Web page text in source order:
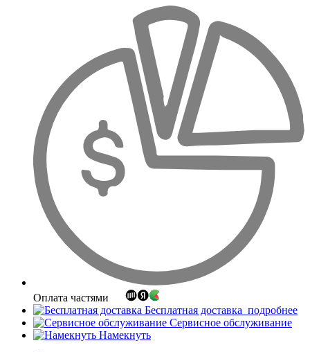
Оплата частями
Бесплатная доставка подробнее
Сервисное обслуживание
Намекнуть